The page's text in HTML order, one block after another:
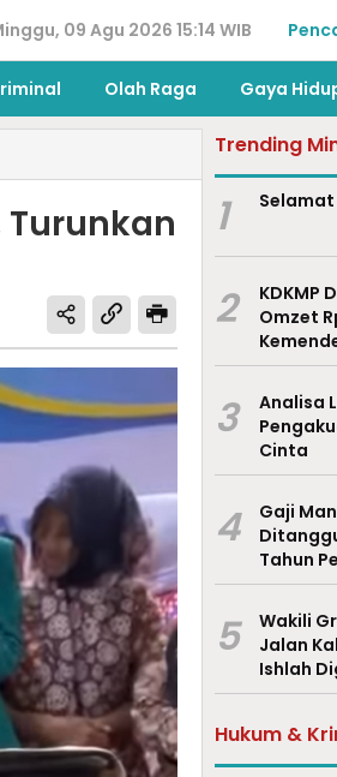
09 Agu 2026 15:14 WIB
Olah Raga Gaya
Trending
1 Selamat
2
KDKMP
Omzet
3
Analisa
Cinta
4
Gaji
Tahun
5
Wakili
Jalan
Ishlah
Hukum &